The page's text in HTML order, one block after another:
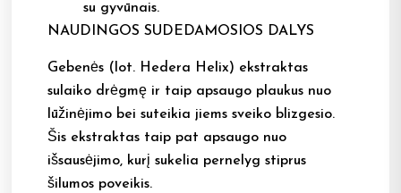
su gyvūnais.
NAUDINGOS SUDEDAMOSIOS DALYS
Gebenės (lot. Hedera Helix) ekstraktas
sulaiko drėgmę ir taip apsaugo plaukus nuo
lūžinėjimo bei suteikia jiems sveiko blizgesio.
Šis ekstraktas taip pat apsaugo nuo
išsausėjimo, kurį sukelia pernelyg stiprus
šilumos poveikis.